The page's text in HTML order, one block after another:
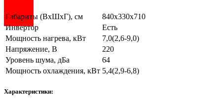
Габариты (ВхШхГ), см
840х330х710
Инвертор
Есть
Мощность нагрева, кВт
7,0(2,6-9,0)
Напряжение, В
220
Уровень шума, дБа
64
Мощность охлаждения, кВт 5,4(2,9-6,8)
Характеристики: